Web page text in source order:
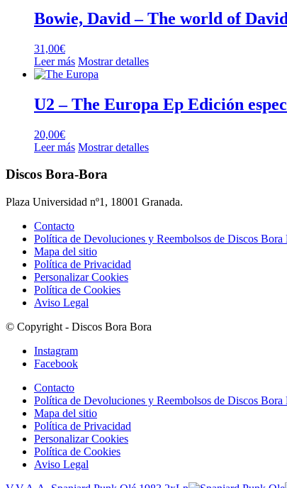
Bowie, David – The world of
31,00€
Leer más Mostrar detalles
U2 – The Europa Ep Edición
20,00€
Leer más Mostrar detalles
Discos Bora-Bora
Plaza Universidad nº1, 18001 Granada.
Contacto
Política de Devoluciones y Reembolsos de Discos Bora
Mapa del sitio
Política de Privacidad
Personalizar Cookies
Política de Cookies
Aviso Legal
© Copyright - Discos Bora Bora
Instagram
Facebook
Contacto
Política de Devoluciones y Reembolsos de Discos Bora
Mapa del sitio
Política de Privacidad
Personalizar Cookies
Política de Cookies
Aviso Legal